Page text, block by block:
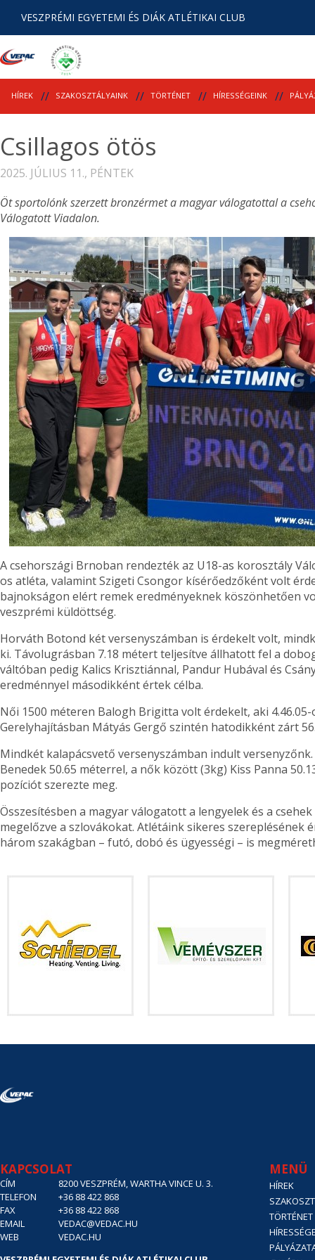
VESZPRÉMI EGYETEMI ÉS DIÁK ATLÉTIKAI CLUB
HÍREK SZAKOSZTÁLYAINK TÖRTÉNET HÍRESSÉGEINK
Csillagos ötös
2025. JÚLIUS 11., PÉNTEK
Öt sportolónk szerzett bronzérmet a magyar válogatottal a
Válogatott Viadalon.
A csehországi Brnoban rendezték az U18-as korosztály
os atléta, valamint Szigeti Csongor kísérőedzőként volt
bajnokságon elért remek eredményeknek köszönhetően
veszprémi küldöttség.
Horváth Botond két versenyszámban is érdekelt volt,
ki. Távolugrásban 7.18 métert teljesítve állhatott fel a
váltóban pedig Kalics Krisztiánnal, Pandur Hubával és
eredménnyel másodikként értek célba.
Női 1500 méteren Balogh Brigitta volt érdekelt, aki
Gerelyhajításban Mátyás Gergő szintén hatodikként zárt
Mindkét kalapácsvető versenyszámban indult
Benedek 50.65 méterrel, a nők között (3kg) Kiss Panna
pozíciót szerezte meg.
Összesítésben a magyar válogatott a lengyelek és a
megelőzve a szlovákokat. Atlétáink sikeres szereplésének
három szakágban – futó, dobó és ügyességi – is
KAPCSOLAT
CÍM
8200 VESZPRÉM, WARTHA VINCE U. 3.
TELEFON
+36 88 422 868
FAX
+36 88 422 868
EMAIL
VEDAC@VEDAC.HU
WEB
VEDAC.HU
MENÜ
HÍREK
TÖRTÉNET